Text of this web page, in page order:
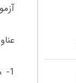
آزمون دکتری 98